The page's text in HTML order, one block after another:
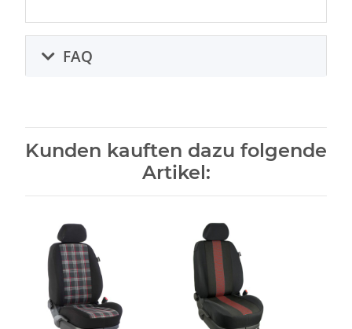
FAQ
Kunden kauften dazu folgende
Artikel: